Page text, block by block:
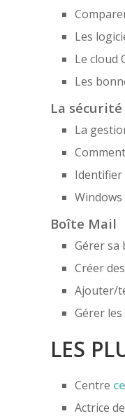
Les
Le cloud
Les
La
La
Identifier
Boîte Mail
Gérer sa
Créer
Ajouter/
Gérer
LES
Centre
Actrice